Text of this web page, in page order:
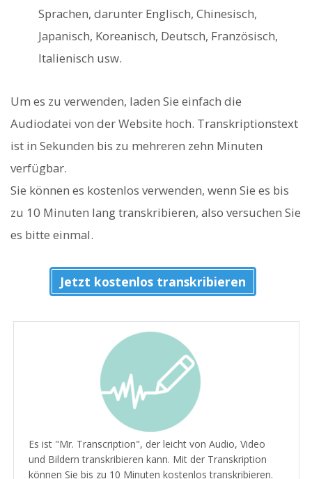
Sprachen, darunter Englisch, Chinesisch,
Japanisch, Koreanisch, Deutsch, Französisch,
Italienisch usw.
Um es zu verwenden, laden Sie einfach die
Audiodatei von der Website hoch. Transkriptionstext
ist in Sekunden bis zu mehreren zehn Minuten
verfügbar.
Sie können es kostenlos verwenden, wenn Sie es bis
zu 10 Minuten lang transkribieren, also versuchen Sie
es bitte einmal.
Jetzt kostenlos transkribieren
Es ist "Mr. Transcription", der leicht von Audio, Video
und Bildern transkribieren kann. Mit der Transkription
können Sie bis zu 10 Minuten kostenlos transkribieren.